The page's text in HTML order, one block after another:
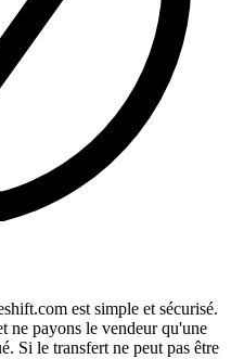
est simple et sécurisé.
ne payons le vendeur qu'une
Si le transfert ne peut pas être